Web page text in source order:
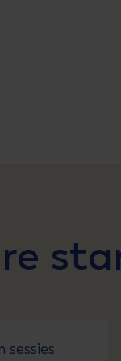
sessies